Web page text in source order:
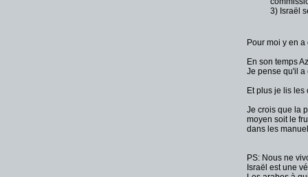
3) Israël
Pour moi y en
En son temps
Je pense qu'il a
Et plus je lis
Je crois que la
moyen soit le
dans les
PS: Nous ne
Israël est une